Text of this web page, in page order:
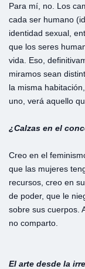
Para mí, no. Los
cada ser humano
identidad sexual,
que los seres
vida. Eso,
miramos sean
la misma
uno, verá aquello
¿Calzas en el
Creo en el
que las mujeres
recursos, creo en
de poder, que le
sobre sus cuerpos.
no comparto.
El arte desde la